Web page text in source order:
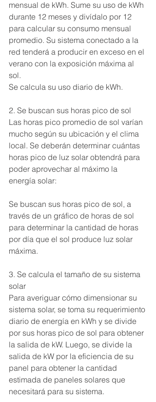
mensual de kWh. Sume su uso de kWh
durante 12 meses y divídalo por 12
para calcular su consumo mensual
promedio. Su sistema conectado a la
red tenderá a producir en exceso en el
verano con la exposición máxima al
sol.
Se calcula su uso diario de kWh.
2. Se buscan sus horas pico de sol
Las horas pico promedio de sol varían
mucho según su ubicación y el clima
local. Se deberán determinar cuántas
horas pico de luz solar obtendrá para
poder aprovechar al máximo la
energía solar:
Se buscan sus horas pico de sol, a
través de un gráfico de horas de sol
para determinar la cantidad de horas
por día que el sol produce luz solar
máxima.
3. Se calcula el tamaño de su sistema
solar
Para averiguar cómo dimensionar su
sistema solar, se toma su requerimiento
diario de energía en kWh y se divide
por sus horas pico de sol para obtener
la salida de kW. Luego, se divide la
salida de kW por la eficiencia de su
panel para obtener la cantidad
estimada de paneles solares que
necesitará para su sistema.